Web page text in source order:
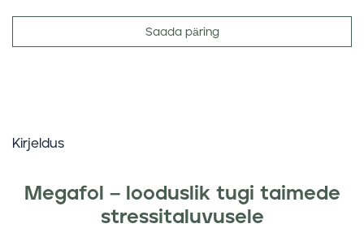
Saada päring
Kirjeldus
Megafol – looduslik tugi taimede
stressitaluvusele